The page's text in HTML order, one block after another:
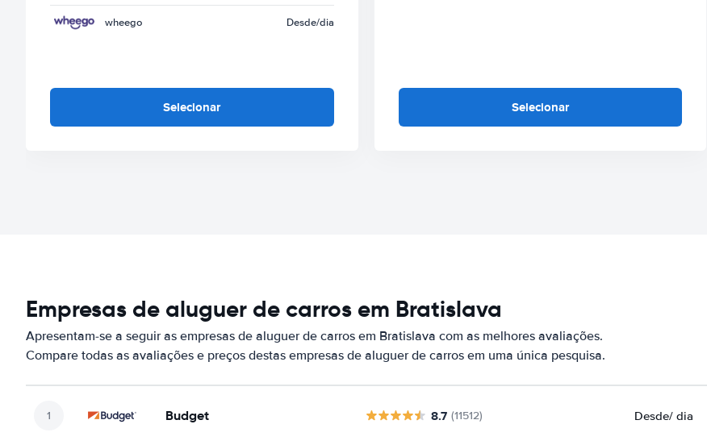
wheego Desde/dia
Selecionar Selecionar
Empresas de aluguer de carros em Bratislava
Apresentam-se a seguir as empresas de aluguer de carros em Bratislava com as melhores avaliações.
Compare todas as avaliações e preços destas empresas de aluguer de carros em uma única pesquisa.
Budget 8.7 (11512) Desde/ dia